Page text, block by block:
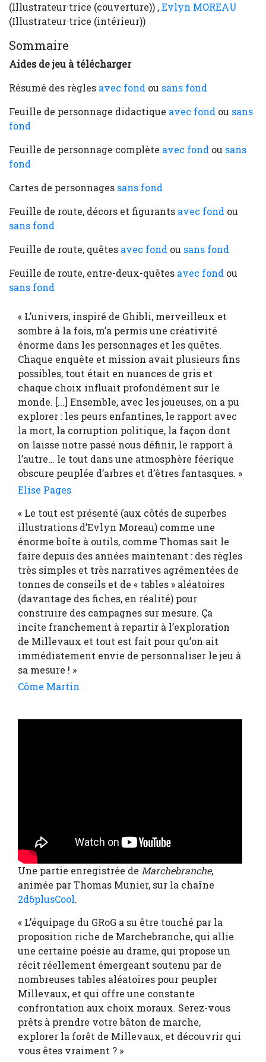
(Illustrateur·trice (couverture)) ,Evlyn MOREAU
(Illustrateur·trice (intérieur))
Sommaire
Aides de jeu à télécharger
Résumé des règles avec fond ou sans fond
Feuille de personnage didactique avec fond ou sans
fond
Feuille de personnage complète avec fond ou sans
fond
Cartes de personnages sans fond
Feuille de route, décors et figurants avec fond ou
sans fond
Feuille de route, quêtes avec fond ou sans fond
Feuille de route, entre-deux-quêtes avec fond ou
sans fond
« L’univers, inspiré de Ghibli, merveilleux et
sombre à la fois, m’a permis une créativité
énorme dans les personnages et les quêtes.
Chaque enquête et mission avait plusieurs fins
possibles, tout était en nuances de gris et
chaque choix influait profondément sur le
monde. [...] Ensemble, avec les joueuses, on a pu
explorer : les peurs enfantines, le rapport avec
la mort, la corruption politique, la façon dont
on laisse notre passé nous définir, le rapport à
l’autre… le tout dans une atmosphère féerique
obscure peuplée d’arbres et d’êtres fantasques. »
Elise Pages
« Le tout est présenté (aux côtés de superbes
illustrations d’Evlyn Moreau) comme une
énorme boîte à outils, comme Thomas sait le
faire depuis des années maintenant : des règles
très simples et très narratives agrémentées de
tonnes de conseils et de « tables » aléatoires
(davantage des fiches, en réalité) pour
construire des campagnes sur mesure. Ça
incite franchement à repartir à l’exploration
de Millevaux et tout est fait pour qu’on ait
immédiatement envie de personnaliser le jeu à
sa mesure ! »
Côme Martin
Une partie enregistrée de Marchebranche,
animée par Thomas Munier, sur la chaîne
2d6plusCool.
« L’équipage du GRoG a su être touché par la
proposition riche de Marchebranche, qui allie
une certaine poésie au drame, qui propose un
récit réellement émergeant soutenu par de
nombreuses tables aléatoires pour peupler
Millevaux, et qui offre une constante
confrontation aux choix moraux. Serez-vous
prêts à prendre votre bâton de marche,
explorer la forêt de Millevaux, et découvrir qui
vous êtes vraiment ? »